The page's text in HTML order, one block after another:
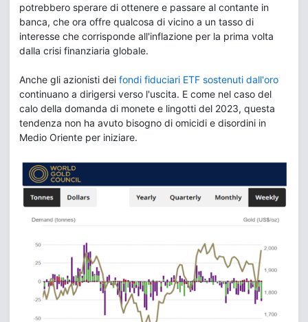
potrebbero sperare di ottenere e passare al contante in
banca, che ora offre qualcosa di vicino a un tasso di
interesse che corrisponde all'inflazione per la prima volta
dalla crisi finanziaria globale.
Anche gli azionisti dei fondi fiduciari ETF sostenuti dall'oro
continuano a dirigersi verso l'uscita. E come nel caso del
calo della domanda di monete e lingotti del 2023, questa
tendenza non ha avuto bisogno di omicidi e disordini in
Medio Oriente per iniziare.